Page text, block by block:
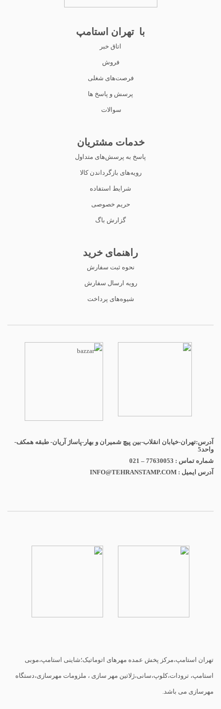
با تهران استامپ
اتاق خبر
فروش
فرصت‌های شغلی
پرسش و پاسخ ها
سوالات
خدمات مشتریان
پاسخ به پرسش‌های متداول
رویه‌های بازگرداندن کالا
شرایط استفاده
حریم خصوصی
گزارش باگ
راهنمای خرید
نحوه ثبت سفارش
رویه ارسال سفارش
شیوه‌های پرداخت
آدرس:تهران-خیابان انقلاب-بین پیچ شمیران و بهار-پاساژ آریان- طبقه همکف-
واحد5
شماره تماس : 77630053 – 021
آدرس ایمیل : INFO@TEHRANSTAMP.COM
تهران استامپ،مرکز پخش عمده مهرهای اتوماتیک؛شاینی استامپ،موبی
استامپ، ترودات،کلوپ،سانی،ژلاتین مهر سازی ، ملزومات مهرسازی،دستگاه
مهرسازی می باشد.